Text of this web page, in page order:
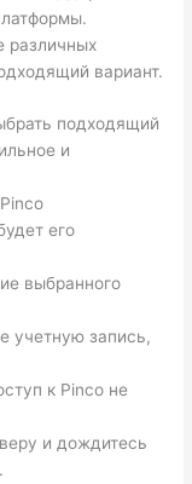
различных
вариант.
подходящий
и
его
выбранного
учетную запись,
к Pinco не
и дождитесь